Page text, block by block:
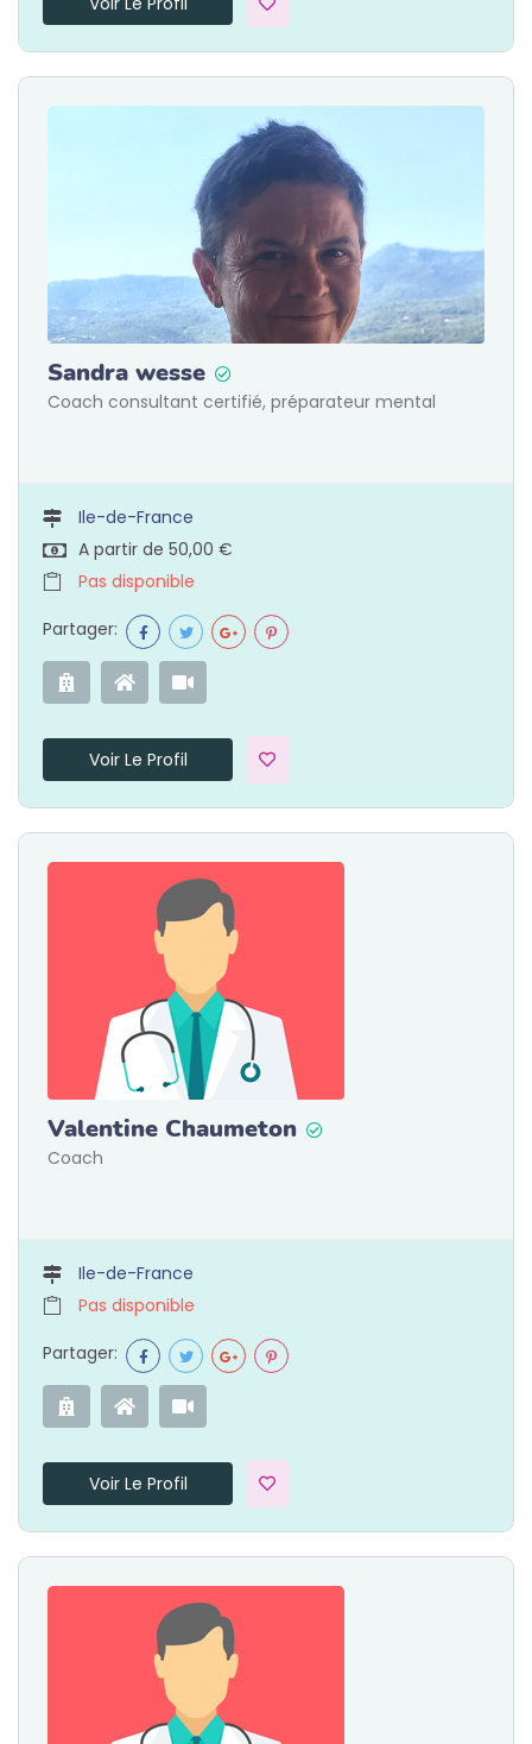
Sandra wesse
Coach consultant certifié, préparateur mental
Ile-de-France
A partir de 50,00 €
Pas disponible
Partager:
Voir Le Profil
Valentine Chaumeton
Coach
Ile-de-France
Pas disponible
Partager:
Voir Le Profil